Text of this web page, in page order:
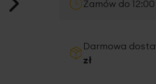
Zamów do
Darmowa
zł